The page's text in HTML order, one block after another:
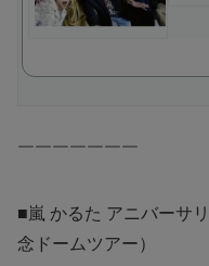
￣￣￣￣￣￣￣
■嵐 かるた アニバーサ
念ドームツアー）